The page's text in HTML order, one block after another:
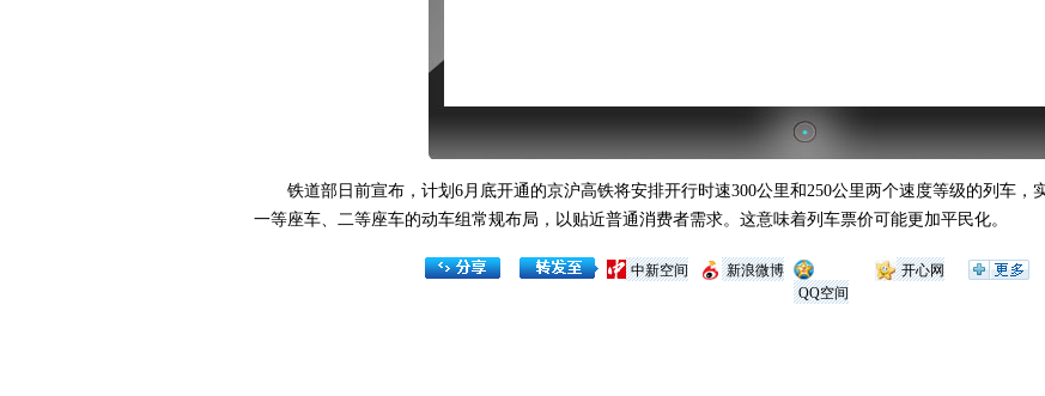
铁道部日前宣布，计划6月底开通的京沪高铁将安排开行时速300公里和250公里两个速度等级的列车，
一等座车、二等座车的动车组常规布局，以贴近普通消费者需求。这意味着列车票价可能更加平民化。
开心网
QQ空间
新浪微博
中新空间